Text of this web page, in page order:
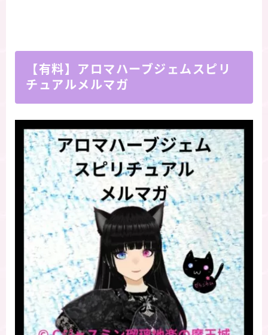
【有料】アロマハーブジェムスピリ
チュアルメルマガ